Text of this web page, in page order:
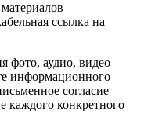
ссылка на
фото, аудио, видео
информационного
согласие
каждого конкретного